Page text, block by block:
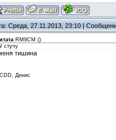
Среда, 27.11.2013, 23:10 |
RM9CM ()
cтучу
тишина
Денис